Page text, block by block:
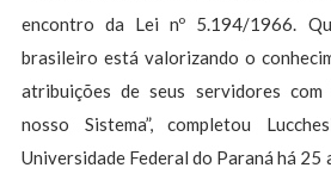
encontro da Lei nº 5.194/1966.
brasileiro está valorizando o
atribuições de seus servidores
nosso Sistema”, completou
Universidade Federal do Paraná há 25